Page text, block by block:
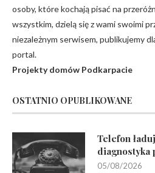
osoby, które kochają pisać na
wszystkim, dzielą się z wami swoimi
niezależnym serwisem, publikujemy
portal.
Projekty domów Podkarpacie
OSTATNIO OPUBLIKOWANE
Telefon
diagnostyka
05/08/2026